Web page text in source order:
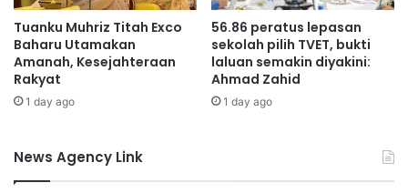
FIFA
h
m
a
d
n
k
e
c
e
w
H
a
Tuanku Muhriz Titah Exco
Baharu Utamakan
Amanah, Kesejahteraan
Rakyat
1 day ago
56.86 peratus lepasan
sekolah pilih TVET, bukti
laluan semakin diyakini:
Ahmad Zahid
1 day ago
News Agency Link